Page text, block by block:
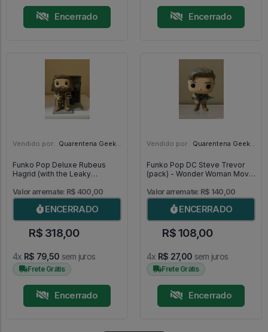
Encerrado Encerrado
Vendido por: Quarentena Geek Store - SP
Funko Pop Deluxe Rubeus
Hagrid (with the Leaky
Harry Potter #141
Valor arremate: R$ 400,00
ENCERRADO
R$ 318,00
4x R$ 79,50 sem juros
Frete Grátis
Encerrado
Vendido por: Quarentena Geek Store - SP
Funko Pop DC Steve Trevor
(pack) - Wonder Woman Movie
Valor arremate: R$ 140,00
ENCERRADO
R$ 108,00
4x R$ 27,00 sem juros
Frete Grátis
Encerrado